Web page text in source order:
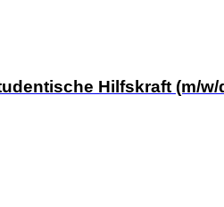
Hilfskraft (m/w/